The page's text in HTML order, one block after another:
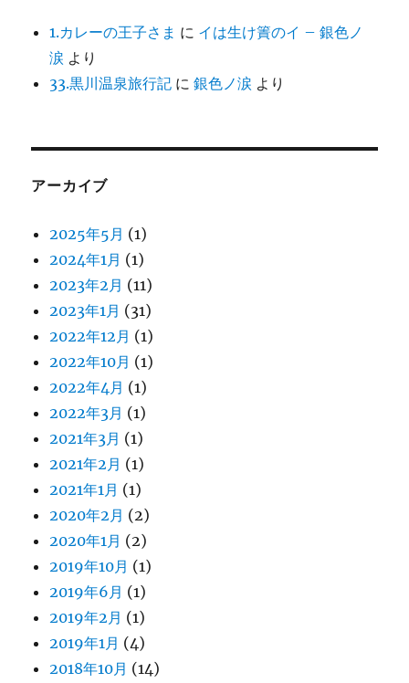
1.カレーの王子さま に イは生け簀のイ – 銀色ノ
涙 より
33.黒川温泉旅行記 に銀色ノ涙 より
アーカイブ
2025年5月 (1)
2024年1月 (1)
2023年2月 (11)
2023年1月 (31)
2022年12月 (1)
2022年10月 (1)
2022年4月 (1)
2022年3月 (1)
2021年3月 (1)
2021年2月 (1)
2021年1月 (1)
2020年2月 (2)
2020年1月 (2)
2019年10月 (1)
2019年6月 (1)
2019年2月 (1)
2019年1月 (4)
2018年10月 (14)